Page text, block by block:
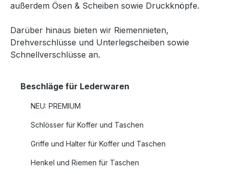
außerdem Ösen & Scheiben sowie Druckknöpfe.
Darüber hinaus bieten wir Riemennieten,
Drehverschlüsse und Unterlegscheiben sowie
Schnellverschlüsse an.
Beschläge für Lederwaren
NEU: PREMIUM
Schlösser für Koffer und Taschen
Griffe und Halter für Koffer und Taschen
Henkel und Riemen für Taschen